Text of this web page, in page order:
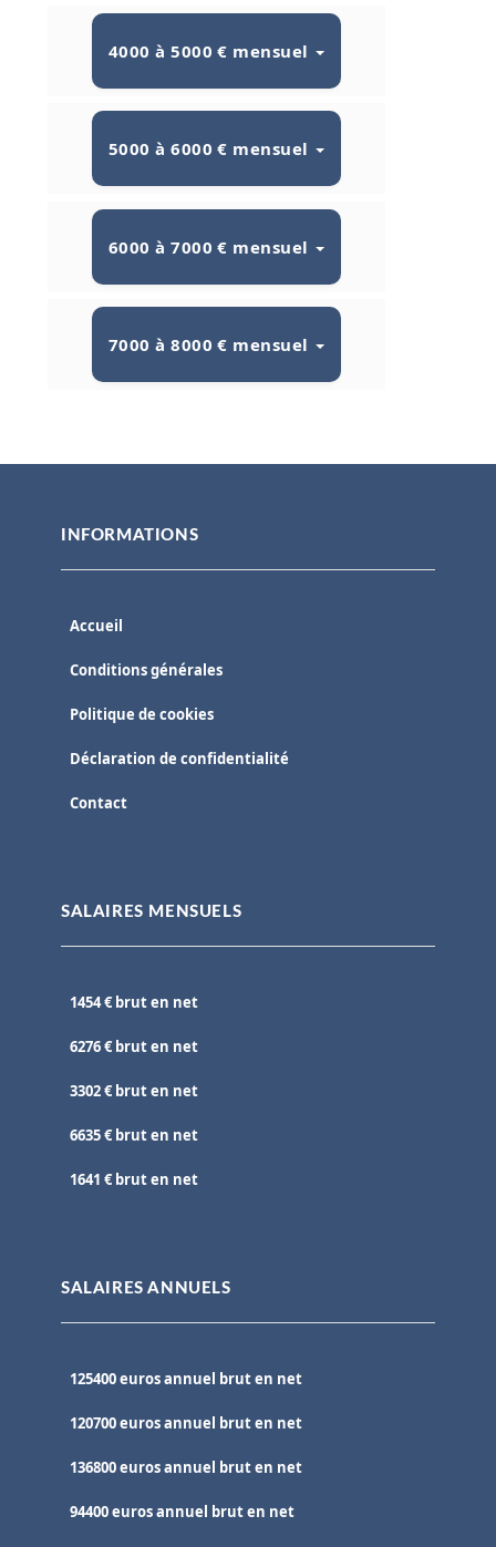
4000 à 5000 € mensuel
5000 à 6000 € mensuel
6000 à 7000 € mensuel
7000 à 8000 € mensuel
INFORMATIONS
Accueil
Conditions générales
Politique de cookies
Déclaration de confidentialité
Contact
SALAIRES MENSUELS
1454 € brut en net
6276 € brut en net
3302 € brut en net
6635 € brut en net
1641 € brut en net
SALAIRES ANNUELS
125400 euros annuel brut en net
120700 euros annuel brut en net
136800 euros annuel brut en net
94400 euros annuel brut en net